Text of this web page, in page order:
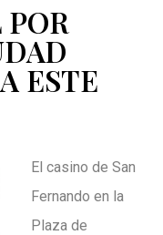
ESTE
El casino de San
Fernando en la
Plaza de